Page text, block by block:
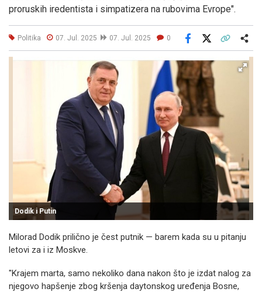
proruskih iredentista i simpatizera na rubovima Evrope".
Politika 07. Jul. 2025 07. Jul. 2025 0
Facebook
Dodik i Putin
Milorad Dodik prilično je čest putnik — barem kada su u pitanju
letovi za i iz Moskve.
"Krajem marta, samo nekoliko dana nakon što je izdat nalog za
njegovo hapšenje zbog kršenja daytonskog uređenja Bosne,